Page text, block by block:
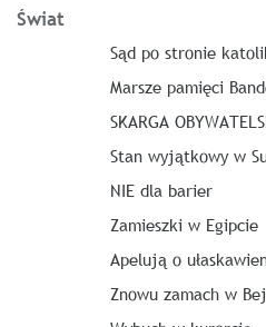
Świat
Sąd po stronie
Marsze pamięci
SKARGA
Stan wyjątkowy w
NIE dla barier
Zamieszki w Egipcie
Apelują o
Znowu zamach w